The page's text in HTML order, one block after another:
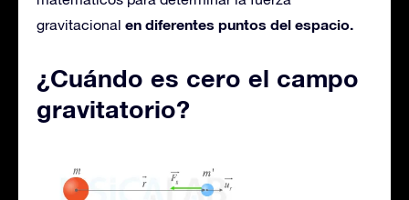
gravitacional en diferentes puntos del espacio.
¿Cuándo es cero el campo
gravitatorio?